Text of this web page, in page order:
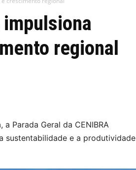
impulsiona
regional
Parada Geral da CENIBRA
sustentabilidade e a produtividade